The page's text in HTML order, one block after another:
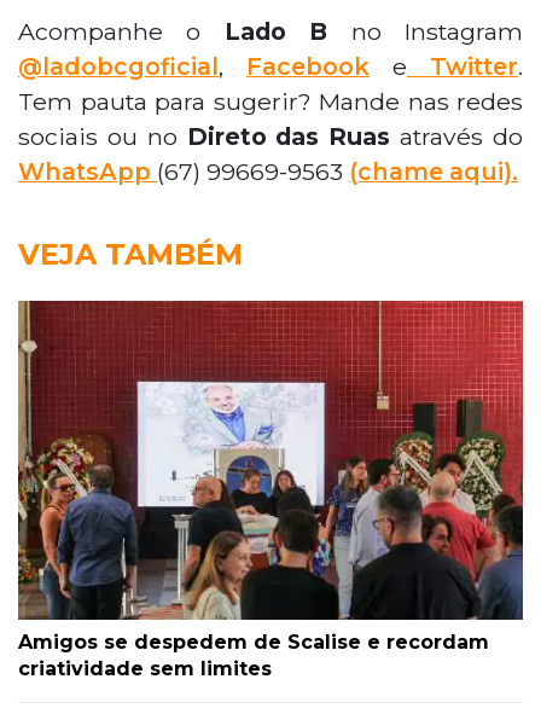
Acompanhe o Lado B no Instagram
@ladobcgoficial, Facebook e Twitter.
Tem pauta para sugerir? Mande nas redes
sociais ou no Direto das Ruas através do
WhatsApp (67) 99669-9563 (chame aqui).
VEJA TAMBÉM
Amigos se despedem de Scalise e recordam
criatividade sem limites